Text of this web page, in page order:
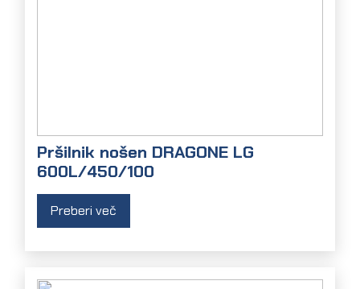
Pršilnik nošen DRAGONE LG
600L/450/100
Preberi več